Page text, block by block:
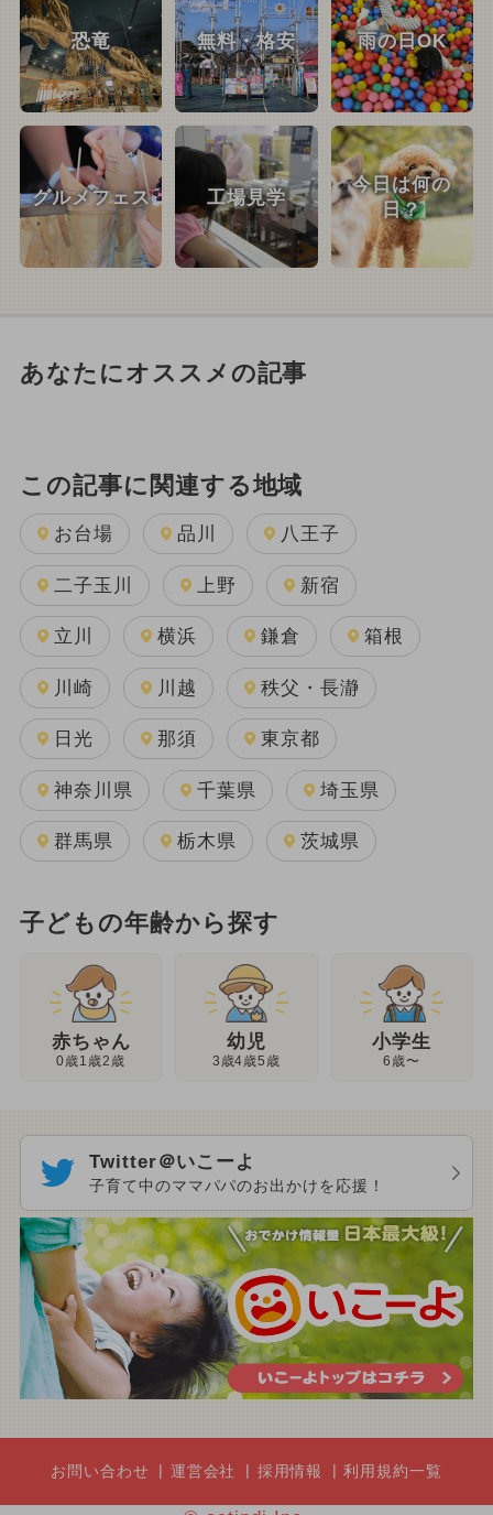
恐竜 無料・格安 雨の日OK
グルメフェス 工場見学
今日は何の
日？
あなたにオススメの記事
この記事に関連する地域
お台場 品川 八王子
二子玉川 上野 新宿
立川 横浜 鎌倉 箱根
川崎 川越 秩父・長瀞
日光 那須 東京都
神奈川県 千葉県 埼玉県
群馬県 栃木県 茨城県
子どもの年齢から探す
赤ちゃん
0歳1歳2歳
幼児
3歳4歳5歳
小学生
6歳〜
Twitter＠いこーよ
子育て中のママパパのお出かけを応援！
お問い合わせ 運営会社 採用情報 利用規約一覧